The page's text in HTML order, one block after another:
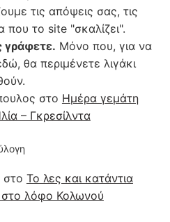
τις απόψεις σας, τις
που το site "σκαλίζει".
γράφετε. Μόνο που, για να
θα περιμένετε λιγάκι
στο Hμέρα γεμάτη
– Γκρεσίλντα
στο Το λες και κατάντια
λόφο Κολωνού